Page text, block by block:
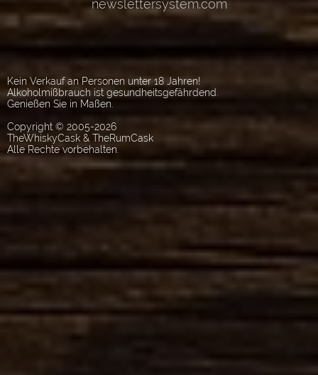
Kein Verkauf an Personen unter 18 Jahren!
Alkoholmißbrauch ist gesundheitsgefährdend.
Genießen Sie in Maßen.
Copyright © 2005-2026
TheWhiskyCask & TheRumCask
Alle Rechte vorbehalten.